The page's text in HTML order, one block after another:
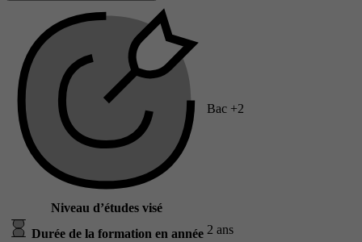
Niveau d’études visé
Bac +2
Durée de la formation en année 2 ans